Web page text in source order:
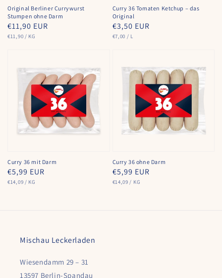
Original Berliner Currywurst
Stumpen ohne Darm
Normaler
Preis
€11,90 EUR
GRUNDPREIS
€11,90 / PRO
KG
Curry 36 Tomaten Ketchup – das
Original
Normaler
Preis
€3,50 EUR
GRUNDPREIS
€7,00 / PRO
L
Curry 36 mit Darm
Normaler
Preis
€5,99 EUR
GRUNDPREIS
€14,09 / PRO
KG
Curry 36 ohne Darm
Normaler
Preis
€5,99 EUR
GRUNDPREIS
€14,09 / PRO
KG
Mischau Leckerladen
Wiesendamm 29 – 31
13597 Berlin-Spandau